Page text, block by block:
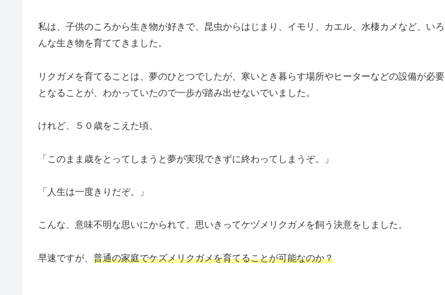
私は、子供のころから生き物が好きで、昆虫からはじまり、イモリ、カエル、水棲カメなど、いろ
んな生き物を育ててきました。
リクガメを育てることは、夢のひとつでしたが、寒いとき暮らす場所やヒーターなどの設備が必要
となることが、わかっていたので一歩が踏み出せないでいました。
けれど、５０歳をこえた頃、
「このまま歳をとってしまうと夢が実現できずに終わってしまうぞ。」
「人生は一度きりだぞ。」
こんな、意味不明な思いにかられて、思いきってケヅメリクガメを飼う決意をしました。
早速ですが、 普通の家庭でケズメリクガメを育てることが可能なのか？